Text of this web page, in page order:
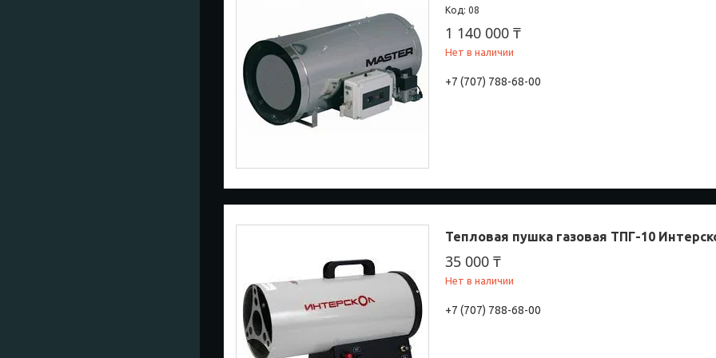
08
1 140 000 ₸
Нет в наличии
+7 (707) 788-68-00
Тепловая пушка газовая ТПГ-10
35 000 ₸
Нет в наличии
+7 (707) 788-68-00